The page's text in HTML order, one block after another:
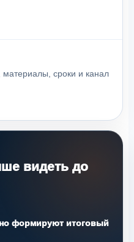
материалы, сроки и канал
видеть до
формируют итоговый